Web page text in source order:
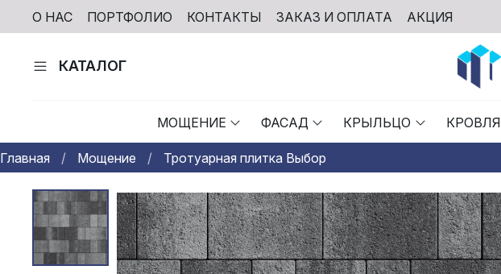
О НАС ПОРТФОЛИО КОНТАКТЫ ЗАКАЗ И ОПЛАТА АКЦИЯ
КАТАЛОГ
МОЩЕНИЕ ФАСАД КРЫЛЬЦО КРОВЛЯ
Главная Мощение Тротуарная плитка Выбор